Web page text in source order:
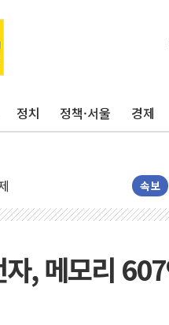
정치 정책·서울 경제
속보
, 메모리